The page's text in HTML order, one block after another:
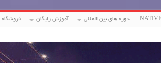
دوره های بین المللی آموزش رایگان فروشگاه